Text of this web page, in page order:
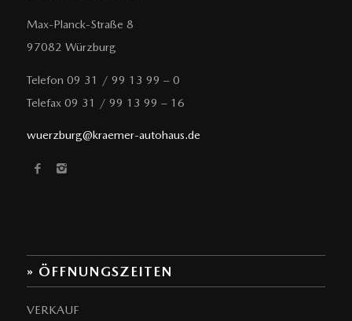
Max-Planck-Straße 8
97082 Würzburg
Telefon 09 31 / 99 13 99 – 0
Telefax 09 31 / 99 13 99 – 16
wuerzburg@kraemer-autohaus.de
» ÖFFNUNGSZEITEN
VERKAUF